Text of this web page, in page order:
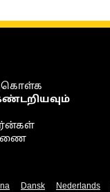
Dansk Nederlands